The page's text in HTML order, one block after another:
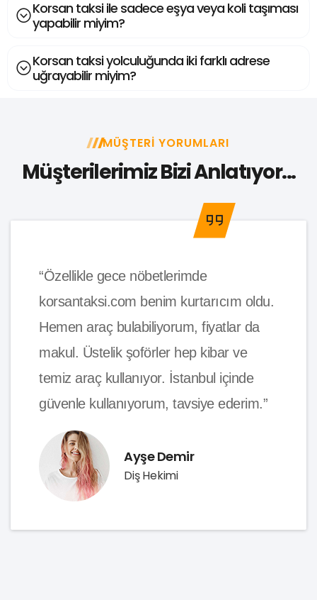
Korsan taksi ile sadece eşya veya koli taşıması
yapabilir miyim?
Korsan taksi yolculuğunda iki farklı adrese
uğrayabilir miyim?
MÜŞTERI YORUMLARI
Müşterilerimiz Bizi Anlatıyor...
“Özellikle gece nöbetlerimde
korsantaksi.com benim kurtarıcım oldu.
Hemen araç bulabiliyorum, fiyatlar da
makul. Üstelik şoförler hep kibar ve
temiz araç kullanıyor. İstanbul içinde
güvenle kullanıyorum, tavsiye ederim.”
Ayşe Demir
Diş Hekimi